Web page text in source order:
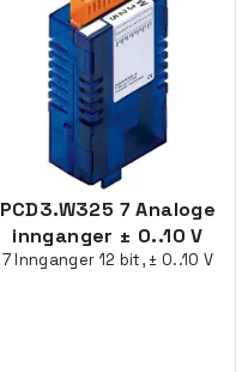
PCD3.W325 7 Analoge
innganger ± 0..10 V
7 Innganger 12 bit, ± 0..10 V